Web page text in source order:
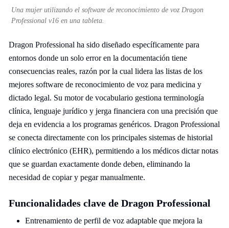
Una mujer utilizando el software de reconocimiento de voz Dragon
Professional v16 en una tableta.
Dragon Professional ha sido diseñado específicamente para
entornos donde un solo error en la documentación tiene
consecuencias reales, razón por la cual lidera las listas de los
mejores software de reconocimiento de voz para medicina y
dictado legal. Su motor de vocabulario gestiona terminología
clínica, lenguaje jurídico y jerga financiera con una precisión que
deja en evidencia a los programas genéricos. Dragon Professional
se conecta directamente con los principales sistemas de historial
clínico electrónico (EHR), permitiendo a los médicos dictar notas
que se guardan exactamente donde deben, eliminando la
necesidad de copiar y pegar manualmente.
Funcionalidades clave de Dragon Professional
Entrenamiento de perfil de voz adaptable que mejora la